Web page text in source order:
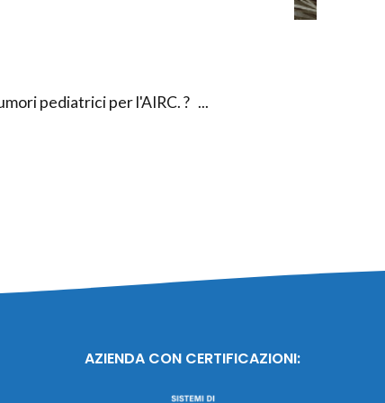
pediatrici per l'AIRC. ? ...
AZIENDA CON CERTIFICAZIONI: